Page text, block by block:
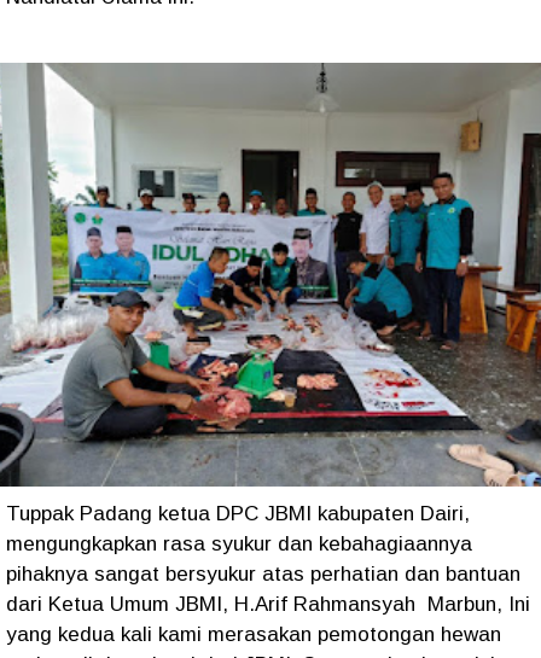
Tuppak Padang ketua DPC JBMI kabupaten Dairi,
mengungkapkan rasa syukur dan kebahagiaannya
pihaknya sangat bersyukur atas perhatian dan bantuan
dari Ketua Umum JBMI, H.Arif Rahmansyah Marbun, Ini
yang kedua kali kami merasakan pemotongan hewan